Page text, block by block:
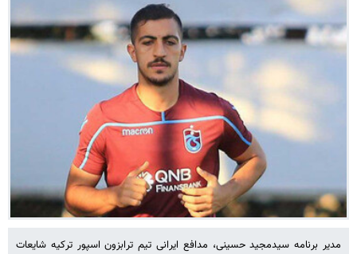
مدیر برنامه سیدمجید حسینی، مدافع ایرانی تیم ترابزون اسپور ترکیه شایعات